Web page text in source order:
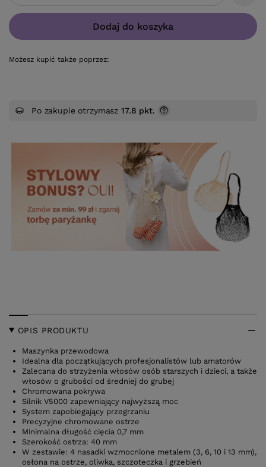
Dodaj do koszyka
Możesz kupić także poprzez:
Po zakupie otrzymasz17.8 pkt.
OPIS PRODUKTU
Maszynka przewodowa
Idealna dla początkujących profesjonalistów lub amatorów
Zalecana do strzyżenia włosów osób starszych i dzieci, a także
włosów o grubości od średniej do grubej
Chromowana pokrywa
Silnik V5000 zapewniający najwyższą moc
System zapobiegający przegrzaniu
Precyzyjne chromowane ostrze
Minimalna długość cięcia 0,7 mm
Szerokość ostrza: 40 mm
W zestawie: 4 nasadki wzmocnione metalem (3, 6, 10 i 13 mm),
osłona na ostrze, oliwka, szczoteczka i grzebień